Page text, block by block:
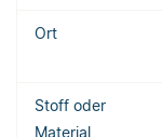
Ort
Stoff oder
Material